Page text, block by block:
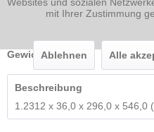
296
Gewicht 45.67
Beschreibung
1.2312 x 36,0 x 296,0 x 546,0
mit Ihrer Zustimmung
Ablehnen Alle